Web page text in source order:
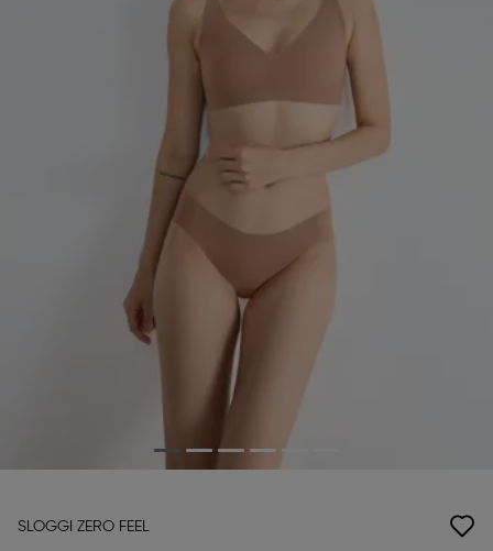
SLOGGI ZERO FEEL